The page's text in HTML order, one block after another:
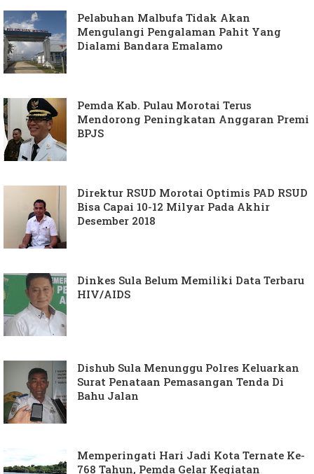
Pelabuhan Malbufa Tidak Akan
Mengulangi Pengalaman Pahit Yang
Dialami Bandara Emalamo
Pemda Kab. Pulau Morotai Terus
Mendorong Peningkatan Anggaran Premi
BPJS
Direktur RSUD Morotai Optimis PAD RSUD
Bisa Capai 10-12 Milyar Pada Akhir
Desember 2018
Dinkes Sula Belum Memiliki Data Terbaru
HIV/AIDS
Dishub Sula Menunggu Polres Keluarkan
Surat Penataan Pemasangan Tenda Di
Bahu Jalan
Memperingati Hari Jadi Kota Ternate Ke-
768 Tahun, Pemda Gelar Kegiatan